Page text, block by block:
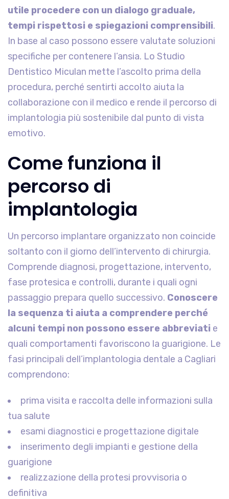
utile procedere con un dialogo graduale,
tempi rispettosi e spiegazioni comprensibili.
In base al caso possono essere valutate soluzioni
specifiche per contenere l’ansia. Lo Studio
Dentistico Miculan mette l’ascolto prima della
procedura, perché sentirti accolto aiuta la
collaborazione con il medico e rende il percorso di
implantologia più sostenibile dal punto di vista
emotivo.
Come funziona il
percorso di
implantologia
Un percorso implantare organizzato non coincide
soltanto con il giorno dell’intervento di chirurgia.
Comprende diagnosi, progettazione, intervento,
fase protesica e controlli, durante i quali ogni
passaggio prepara quello successivo. Conoscere
la sequenza ti aiuta a comprendere perché
alcuni tempi non possono essere abbreviati e
quali comportamenti favoriscono la guarigione. Le
fasi principali dell’implantologia dentale a Cagliari
comprendono:
prima visita e raccolta delle informazioni sulla
tua salute
esami diagnostici e progettazione digitale
inserimento degli impianti e gestione della
guarigione
realizzazione della protesi provvisoria o
definitiva